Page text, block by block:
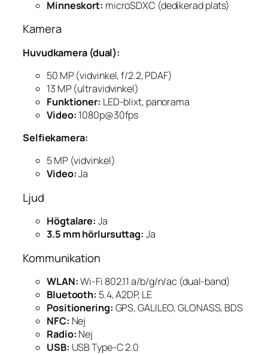
Minneskort: microSDXC (dedikerad plats)
Kamera
Huvudkamera (dual):
50 MP (vidvinkel, f/2.2, PDAF)
13 MP (ultravidvinkel)
Funktioner: LED-blixt, panorama
Video: 1080p@30fps
Selfiekamera:
5 MP (vidvinkel)
Video:Ja
Ljud
Högtalare: Ja
3.5 mm hörlursuttag: Ja
Kommunikation
WLAN:Wi-Fi 802.11 a/b/g/n/ac (dual-band)
Bluetooth: 5.4, A2DP, LE
Positionering: GPS, GALILEO, GLONASS, BDS
NFC: Nej
Radio: Nej
USB: USB Type-C 2.0